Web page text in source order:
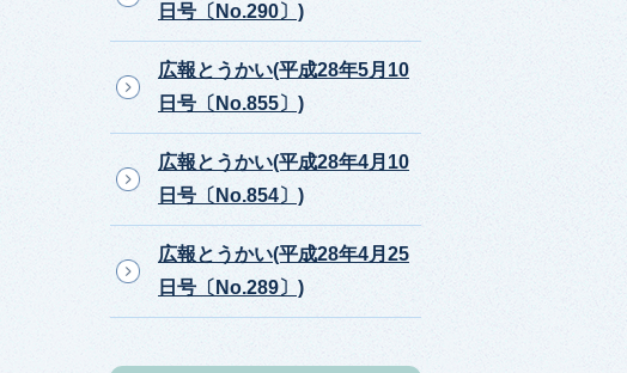
日号〔No.290〕)
広報とうかい(平成28年5月10
日号〔No.855〕)
広報とうかい(平成28年4月10
日号〔No.854〕)
広報とうかい(平成28年4月25
日号〔No.289〕)